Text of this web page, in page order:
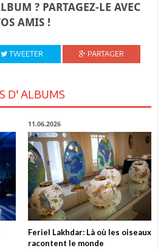
? PARTAGEZ-LE AVEC
AMIS !
TWEETER PARTAGER
D' ALBUMS
11.06.2026
Feriel Lakhdar: Là où les oiseaux
racontent le monde